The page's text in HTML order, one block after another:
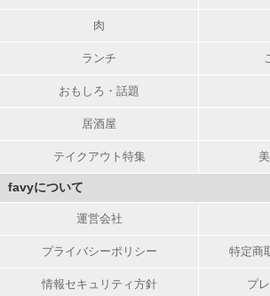
肉
ランチ
おもしろ・話題
居酒屋
テイクアウト特集
favyについて
運営会社
プライバシーポリシー 特定商
情報セキュリティ方針 プ